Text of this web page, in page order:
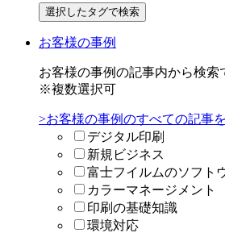
お客様の事例
お客様の事例の記事内から検索
※複数選択可
>お客様の事例のすべての記事
デジタル印刷
新規ビジネス
富士フイルムのソフト
カラーマネージメント
印刷の基礎知識
環境対応